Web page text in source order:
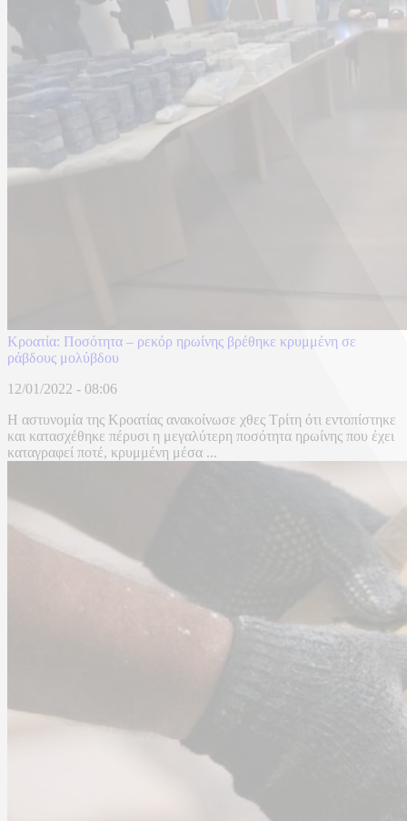
Κροατία: Ποσότητα – ρεκόρ ηρωίνης βρέθηκε κρυμμένη σε
ράβδους μολύβδου
12/01/2022 - 08:06
Η αστυνομία της Κροατίας ανακοίνωσε χθες Τρίτη ότι εντοπίστηκε
και κατασχέθηκε πέρυσι η μεγαλύτερη ποσότητα ηρωίνης που έχει
καταγραφεί ποτέ, κρυμμένη μέσα ...